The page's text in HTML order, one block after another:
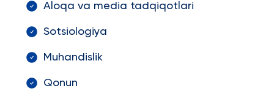
Aloqa va media tadqiqotlari
Sotsiologiya
Muhandislik
Qonun